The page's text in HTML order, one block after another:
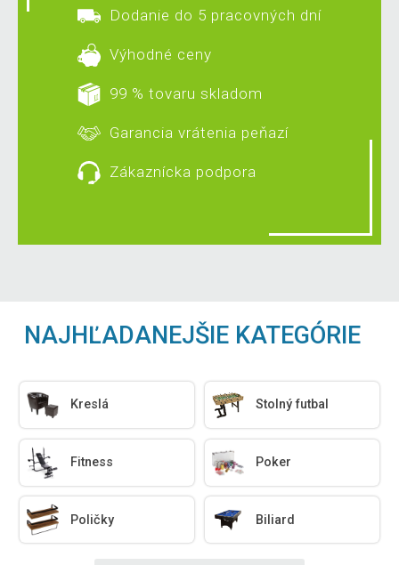
Dodanie do 5 pracovných dní
Výhodné ceny
99 % tovaru skladom
Garancia vrátenia peňazí
Zákaznícka podpora
NAJHĽADANEJŠIE KATEGÓRIE
Kreslá Stolný futbal
Fitness Poker
Poličky Biliard